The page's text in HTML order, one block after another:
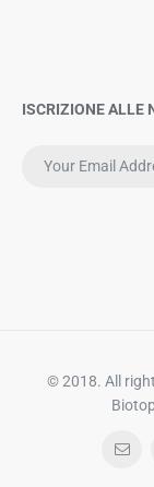
ISCRIZIONE ALLE
© 2018. All